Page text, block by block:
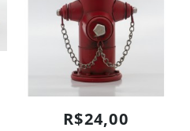
R$24,00